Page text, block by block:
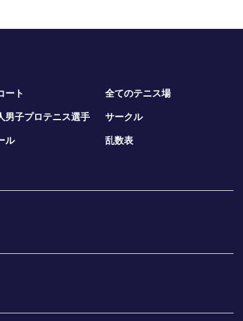
ート 全てのテニス場
男子プロテニス選手 サークル
ル 乱数表